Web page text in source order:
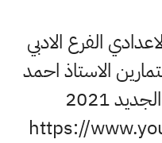
الادبي
الاستاذ احمد
https://